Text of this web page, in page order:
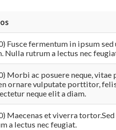
Fusce fermentum in ipsum
Nulla rutrum a lectus nec
Morbi ac posuere neque, vitae
ornare vulputate porttitor,
neque elit a diam.
Maecenas et viverra
a lectus nec feugiat.